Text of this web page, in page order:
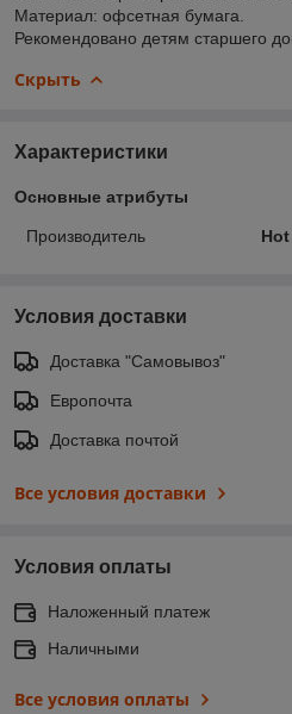
Материал: офсетная бумага.
Рекомендовано детям старшего
Скрыть
Характеристики
Основные атрибуты
Производитель
Условия доставки
Доставка "Самовывоз"
Европочта
Доставка почтой
Все условия доставки
Условия оплаты
Наложенный платеж
Наличными
Все условия оплаты